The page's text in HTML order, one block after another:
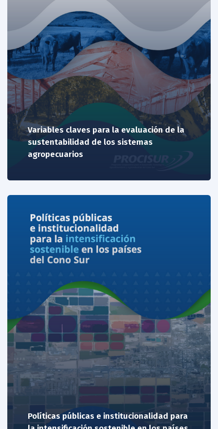
Variables claves para la evaluación de la
sustentabilidad de los sistemas
agropecuarios
Políticas públicas e institucionalidad para